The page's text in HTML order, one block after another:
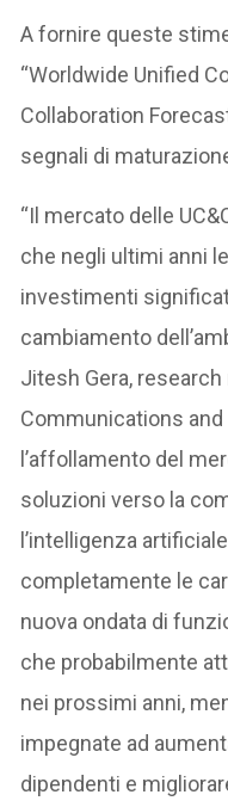
A fornire queste
“Worldwide Unified
Collaboration
segnali di
“Il mercato delle
che negli ultimi anni
investimenti
cambiamento
Jitesh Gera, research
Communications
l’affollamento del
soluzioni verso la
l’intelligenza
completamente le
nuova ondata di
che probabilmente
nei prossimi anni,
impegnate ad
dipendenti e